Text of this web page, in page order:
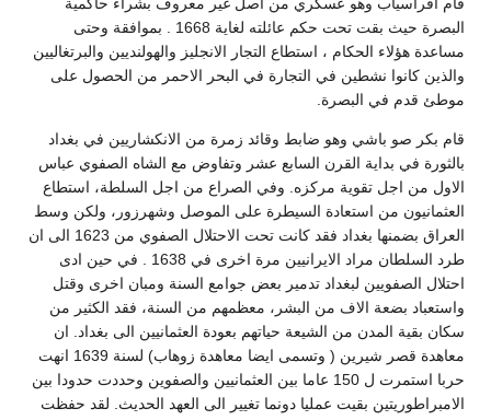
البصرة حيث بقت تحت حكم عائلته لغاية 1668 . بموافقة وحتى
مساعدة هؤلاء الحكام ، استطاع التجار الانجليز والهولنديين والبرتغاليين
والذين كانوا نشطين في التجارة في البحر الاحمر من الحصول على
موطئ قدم في البصرة.
قام بكر صو باشي وهو ضابط وقائد زمرة من الانكشاريين في بغداد
بالثورة في بداية القرن السابع عشر وتفاوض مع الشاه الصفوي عباس
الاول من اجل تقوية مركزه. وفي الصراع من اجل السلطة، استطاع
العثمانيون من استعادة السيطرة على الموصل وشهرزور، ولكن وسط
العراق بضمنها بغداد فقد كانت تحت الاحتلال الصفوي من 1623 الى ان
طرد السلطان مراد الايرانيين مرة اخرى في 1638 . في حين ادى
احتلال الصفويين لبغداد تدمير بعض جوامع السنة ومبان اخرى وقتل
واستعباد بضعة الاف من البشر، معظمهم من السنة، فقد الكثير من
سكان بقية المدن من الشيعة حياتهم بعودة العثمانيين الى بغداد. ان
معاهدة قصر شيرين ( وتسمى ايضا معاهدة زوهاب) لسنة 1639 انهت
حربا استمرت ل 150 عاما بين العثمانيين والصفوين وحددت حدودا بين
الامبراطوريتين بقيت عمليا دونما تغيير الى العهد الحديث. لقد حفظت